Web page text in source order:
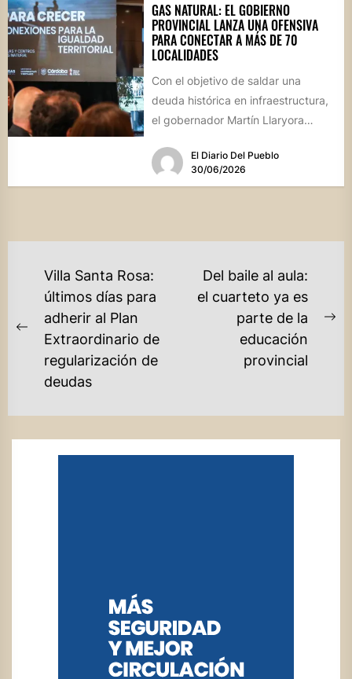
GAS NATURAL: EL GOBIERNO
PROVINCIAL LANZA UNA OFENSIVA
PARA CONECTAR A MÁS DE 70
LOCALIDADES
Con el objetivo de saldar una
deuda histórica en infraestructura,
el gobernador Martín Llaryora
Crecer",...El Diario Del Pueblo
30/06/2026
NAVEGACIÓN
ENTRADAS
Previous
post:
Villa Santa Rosa:
últimos días para
adherir al Plan
Extraordinario de
regularización de
deudas
Del baile al aula:
el cuarteto ya es
parte de la
educación
provincial